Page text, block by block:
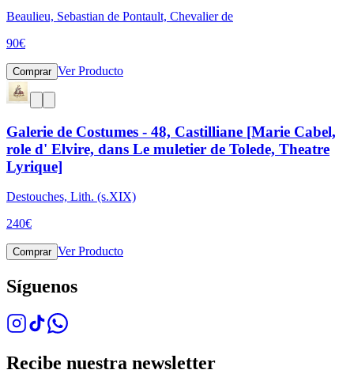
Beaulieu, Sebastian de Pontault, Chevalier de
90€
Comprar Ver Producto
Galerie de Costumes - 48, Castilliane [Marie Cabel,
role d' Elvire, dans Le muletier de Tolede, Theatre
Lyrique]
Destouches, Lith. (s.XIX)
240€
Comprar Ver Producto
Síguenos
Recibe nuestra newsletter